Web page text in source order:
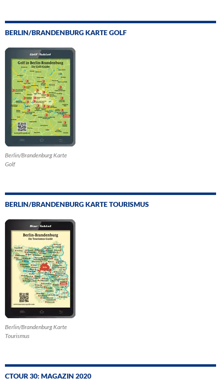
BERLIN/BRANDENBURG KARTE GOLF
Berlin/Brandenburg Karte
Golf
BERLIN/BRANDENBURG KARTE TOURISMUS
Berlin/Brandenburg Karte
Tourismus
CTOUR 30: MAGAZIN 2020